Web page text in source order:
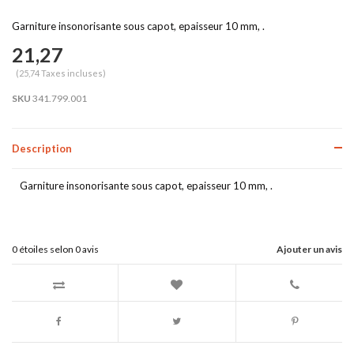
Garniture insonorisante sous capot, epaisseur 10 mm, .
21,27
(25,74 Taxes incluses)
SKU 341.799.001
Description
Garniture insonorisante sous capot, epaisseur 10 mm, .
Ajouter un avis
0 étoiles selon 0avis